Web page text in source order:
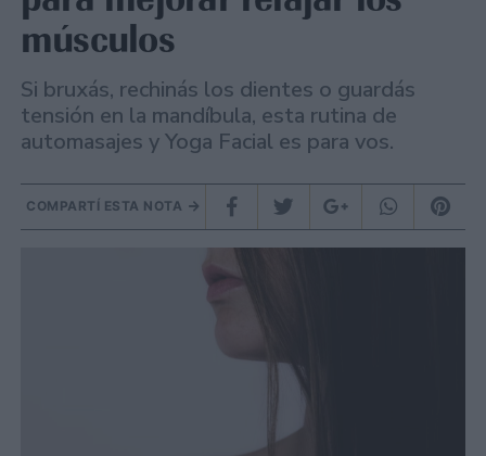
músculos
Si bruxás, rechinás los dientes o guardás
tensión en la mandíbula, esta rutina de
automasajes y Yoga Facial es para vos.
COMPARTÍ ESTA NOTA